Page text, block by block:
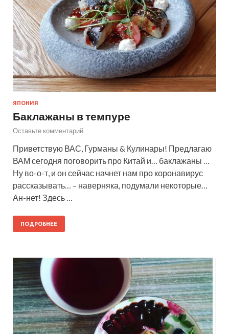
ЯПОНИЯ
Баклажаны в темпуре
Оставьте комментарий
Приветствую ВАС, Гурманы & Кулинары! Предлагаю
ВАМ сегодня поговорить про Китай и… баклажаны …
Ну во-о-т, и он сейчас начнет нам про коронавирус
рассказывать… – наверняка, подумали некоторые…
Ан-нет! Здесь …
ПОДРОБНЕЕ